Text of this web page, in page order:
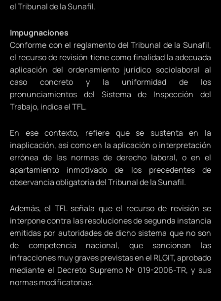
el Tribunal de la Sunafil.
Impugnaciones
Conforme con el reglamento del Tribunal de la Sunafil,
el recurso de revisión tiene como finalidad la adecuada
aplicación del ordenamiento jurídico sociolaboral al
caso concreto y la uniformidad de los
pronunciamientos del Sistema de Inspección del
Trabajo, indica el TFL.
En ese contexto, refiere que se sustenta en la
inaplicación, así como en la aplicación o interpretación
errónea de las normas de derecho laboral, o en el
apartamiento inmotivado de los precedentes de
observancia obligatoria del Tribunal de la Sunafil.
Además, el TFL señala que el recurso de revisión se
interpone contra las resoluciones de segunda instancia
emitidas por autoridades de dicho sistema que no son
de competencia nacional, que sancionan las
infracciones muy graves previstas en el RLGIT, aprobado
mediante el Decreto Supremo Nº 019-2006-TR, y sus
normas modificatorias.